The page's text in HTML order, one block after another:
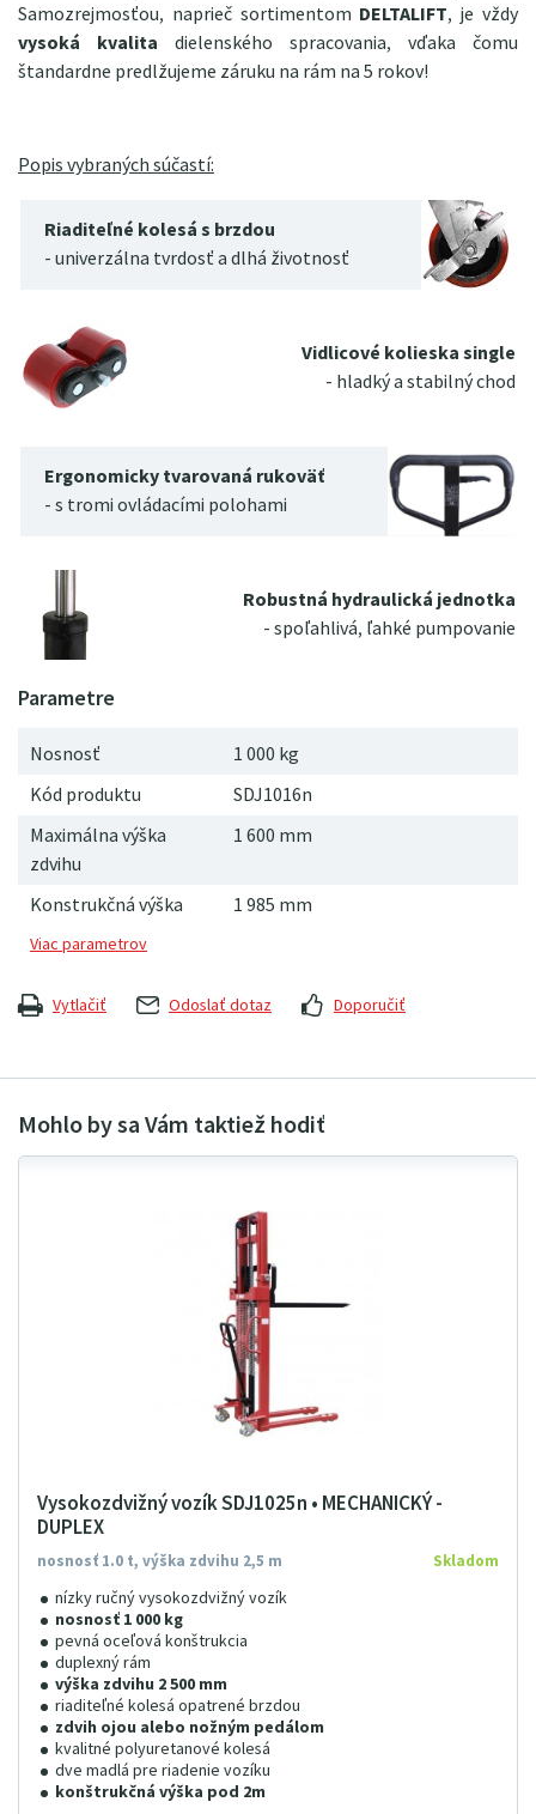
Samozrejmosťou, naprieč sortimentom DELTALIFT, je vždy
vysoká kvalita dielenského spracovania, vďaka čomu
štandardne predlžujeme záruku na rám na 5 rokov!
Popis vybraných súčastí:
Riaditeľné kolesá s brzdou
- univerzálna tvrdosť a dlhá životnosť
Vidlicové kolieska single
- hladký a stabilný chod
Ergonomicky tvarovaná rukoväť
- s tromi ovládacími polohami
Robustná hydraulická jednotka
- spoľahlivá, ľahké pumpovanie
Nosnosť
1 000 kg
Kód produktu
SDJ1016n
Maximálna výška
zdvihu
1 600 mm
Konstrukčná výška 1985 mm
Vytlačiť Odoslať dotaz Doporučiť
Vysokozdvižný vozík SDJ1025n • MECHANICKÝ -
DUPLEX
nosnosť 1.0 t, výška zdvihu 2,5 m
nízky ručný vysokozdvižný vozík
nosnosť 1 000 kg
pevná oceľová konštrukcia
duplexný rám
výška zdvihu 2 500 mm
riaditeľné kolesá opatrené brzdou
zdvih ojou alebo nožným pedálom
kvalitné polyuretanové kolesá
dve madlá pre riadenie vozíku
konštrukčná výška pod 2m
Skladom